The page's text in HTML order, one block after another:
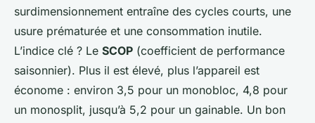
surdimensionnement entraîne des cycles courts, une
usure prématurée et une consommation inutile.
L’indice clé ? Le SCOP (coefficient de performance
saisonnier). Plus il est élevé, plus l’appareil est
économe : environ 3,5 pour un monobloc, 4,8 pour
un monosplit, jusqu’à 5,2 pour un gainable. Un bon